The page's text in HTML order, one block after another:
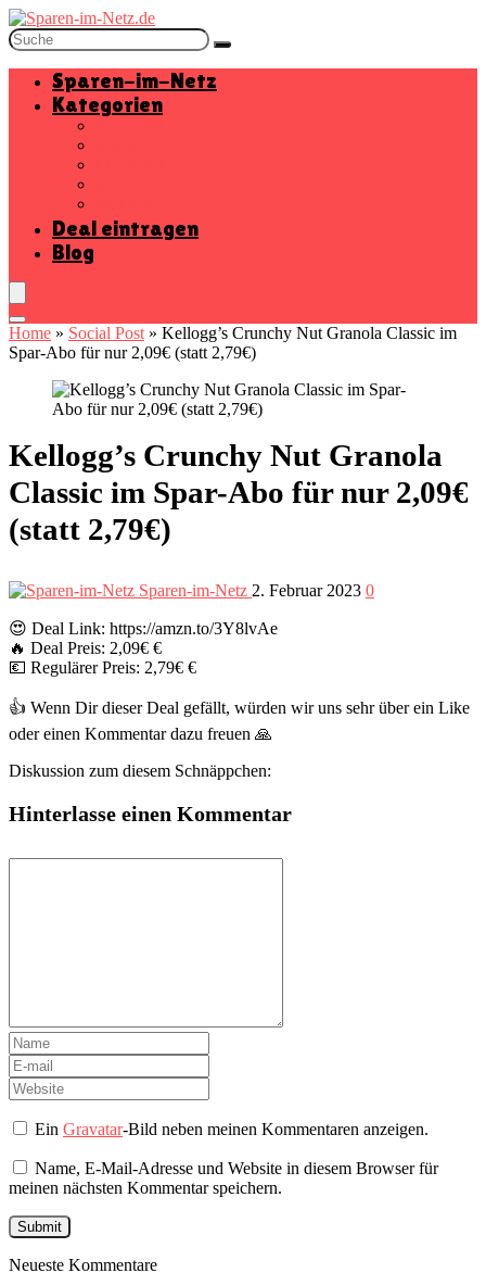
Sparen-im-Netz
Kategorien
Deal eintragen
Blog
Home » Social Post » Kellogg’s Crunchy Nut Granola Classic im
Spar-Abo für nur 2,09€ (statt 2,79€)
Kellogg’s Crunchy Nut Granola
Classic im Spar-Abo für nur 2,09€
(statt 2,79€)
Sparen-im-Netz 2. Februar 2023 0
😍 Deal Link: https://amzn.to/3Y8lvAe
🔥 Deal Preis: 2,09€ €
💶 Regulärer Preis: 2,79€ €
👍 Wenn Dir dieser Deal gefällt, würden wir uns sehr über ein Like
oder einen Kommentar dazu freuen 🙏
Diskussion zum diesem Schnäppchen:
Hinterlasse einen Kommentar
EinGravatar-Bild neben meinen Kommentaren anzeigen.
Name, E-Mail-Adresse und Website in diesem Browser für
meinen nächsten Kommentar speichern.
Neueste Kommentare